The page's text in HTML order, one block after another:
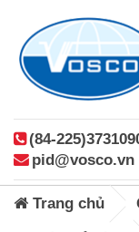
(84-
pid@vosco.vn
Trang chủ